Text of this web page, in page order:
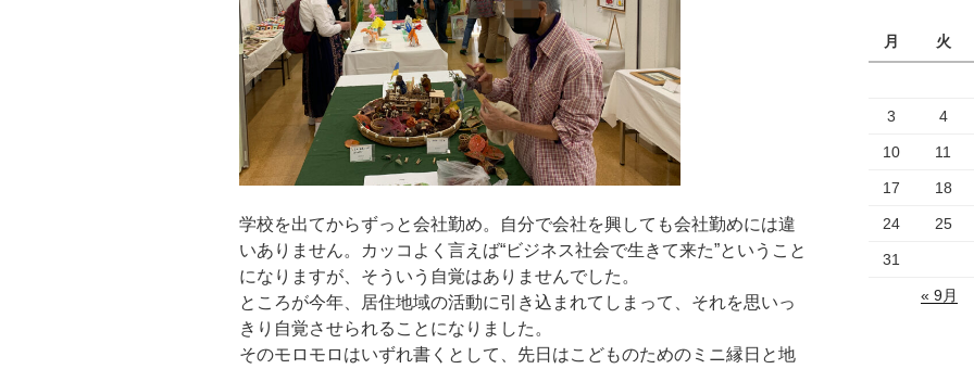
学校を出てからずっと会社勤め。自分で会社を興しても会社勤めには違
いありません。カッコよく言えば“ビジネス社会で生きて来た”ということ
になりますが、そういう自覚はありませんでした。
ところが今年、居住地域の活動に引き込まれてしまって、それを思いっ
きり自覚させられることになりました。
そのモロモロはいずれ書くとして、先日はこどものためのミニ縁日と地
月 火
3 4
10 11
17 18
24 25
31
« 9月